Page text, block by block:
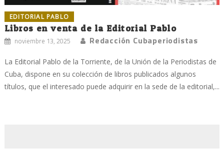
EDITORIAL PABLO
Libros en venta de la Editorial Pablo
noviembre 13, 2025 Redacción Cubaperiodistas
La Editorial Pablo de la Torriente, de la Unión de la Periodistas de
Cuba, dispone en su colección de libros publicados algunos
títulos, que el interesado puede adquirir en la sede de la editorial,...